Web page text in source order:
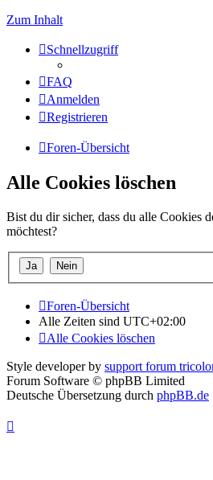
Zum Inhalt
Schnellzugriff
FAQ
Anmelden
Registrieren
Foren-Übersicht
Alle Cookies löschen
Bist du dir sicher, dass du alle Cookies
möchtest?
Foren-Übersicht
Alle Zeiten sind UTC+02:00
Alle Cookies löschen
Style developer by support forum
Forum Software © phpBB Limited
Deutsche Übersetzung durch phpBB.de